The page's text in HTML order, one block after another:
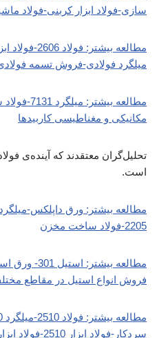
سازی-فولاد ابزار کربنی-فولاد
میلگرد فولادی-فروش تسمه
مکانیکی و مغناطیسی کاربیدها
تحلیل‌گران معتقدند که آینده‌ی
است.
مطالعه بیشتر: ورق داپلکس-
2205-فولاد ساخت مخزن
فروش انواع استیل در مقاطع
سردکار-فولاد ابزار 2510-فولاد ابزار برشی